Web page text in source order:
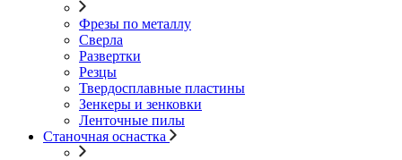
Фрезы по металлу
Сверла
Развертки
Резцы
Твердосплавные пластины
Зенкеры и зенковки
Ленточные пилы
Станочная оснастка